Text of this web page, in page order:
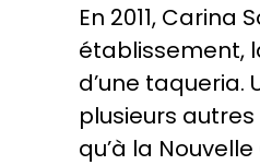
En 2011, Carina
établissement,
d’une taqueria.
plusieurs
qu’à la